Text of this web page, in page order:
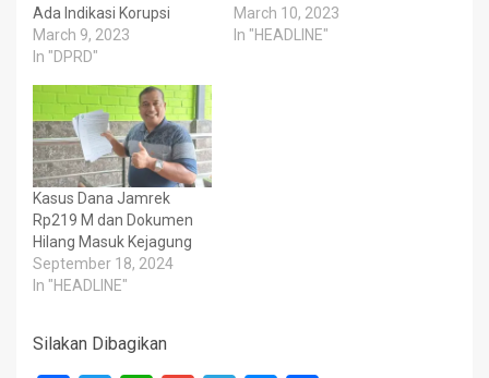
Ada Indikasi Korupsi
March 9, 2023
In "DPRD"
March 10, 2023
In "HEADLINE"
Kasus Dana Jamrek
Rp219 M dan Dokumen
Hilang Masuk Kejagung
September 18, 2024
In "HEADLINE"
Silakan Dibagikan